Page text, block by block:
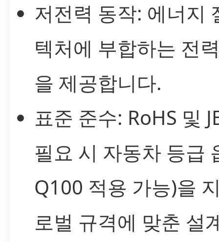
저전력 동작: 에너지
텍처에 부합하는 전
을 제공합니다.
표준 준수: RoHS 및
필요 시 자동차 등급
Q100 적용 가능)을
로벌 규격에 맞춘 설